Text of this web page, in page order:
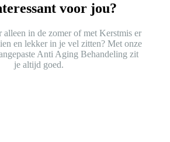
voor jou?
alleen in de zomer of met Kerstmis er
en lekker in je vel zitten? Met onze
Anti Aging Behandeling zit
je altijd goed.